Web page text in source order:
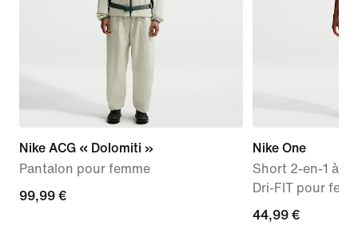
Nike ACG « Dolomiti »
Pantalon pour femme
99,99 €
99,99 €
Nike One
Short 2-en-1 à
Dri-FIT pour
44,99 €
44,99 €